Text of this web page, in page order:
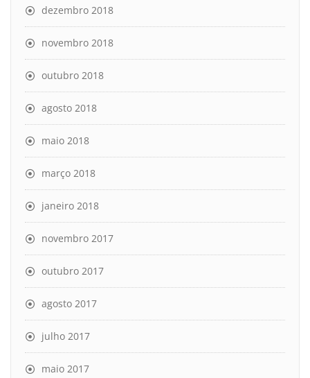
dezembro 2018
novembro 2018
outubro 2018
agosto 2018
maio 2018
março 2018
janeiro 2018
novembro 2017
outubro 2017
agosto 2017
julho 2017
maio 2017